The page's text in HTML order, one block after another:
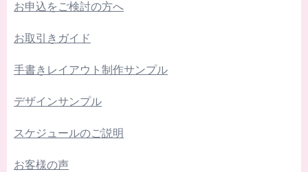
お申込をご検討の方へ
お取引きガイド
手書きレイアウト制作サンプル
デザインサンプル
スケジュールのご説明
お客様の声